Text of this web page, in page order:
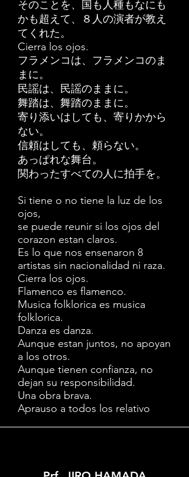
そのことを、国も人種もなにも
かも超えて、８人の演者が教え
てくれた。
Cierra los ojos.
フラメンコは、フラメンコのま
まに。
民謡は、民謡のままに。
舞踏は、舞踏のままに。
寄り添いはしても、寄りかから
ない。
信頼はしても、頼らない。
あっぱれな舞台。
関わったすべての人に拍手を。
Si tiene o no tiene la luz de los
ojos,
se puede reunir si los ojos del
corazon estan claros.
Es lo que nos ensenaron 8
artistas sin nacionalidad ni raza.
Cierra los ojos.
Flamenco es flamenco.
Musica folklorica es musica
folklorica.
Danza es danza.
Aunque estan juntos, no apoyan
a los otros.
Aunque tienen confianza, no
dejan su responsibilidad.
Una obra brava.
Aprauso a todos los relativo